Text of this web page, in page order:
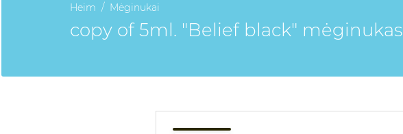
Heim Mėginukai
copy of 5ml. "Belief black" mėginukas